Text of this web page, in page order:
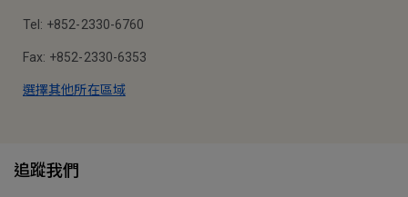
Tel: +852-2330-6760
Fax: +852-2330-6353
選擇其他所在區域
追蹤我們